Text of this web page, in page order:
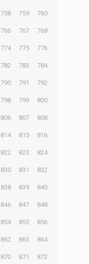
758 759 760
766 767 768
774 775 776
782 783 784
790 791 792
798 799 800
806 807 808
814 815 816
822 823 824
830 831 832
838 839 840
846 847 848
854 855 856
862 863 864
870 871 872